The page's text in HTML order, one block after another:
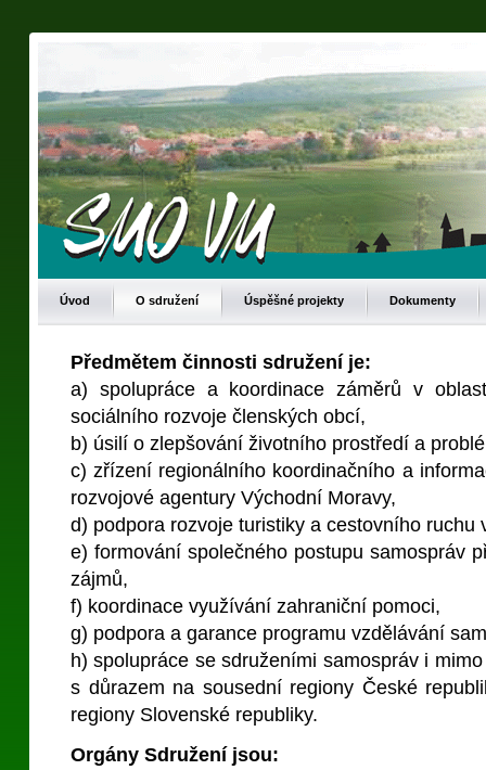
Úvod O sdružení Úspěšné projekty Dokumenty
Předmětem činnosti sdružení je:
a) spolupráce a koordinace záměrů v
sociálního rozvoje členských obcí,
b) úsilí o zlepšování životního prostředí a
c) zřízení regionálního koordinačního a
rozvojové agentury Východní Moravy,
d) podpora rozvoje turistiky a cestovního ruchu
e) formování společného postupu samospráv
zájmů,
f) koordinace využívání zahraniční pomoci,
g) podpora a garance programu vzdělávání
h) spolupráce se sdruženími samospráv i
s důrazem na sousední regiony České
regiony Slovenské republiky.
Orgány Sdružení jsou: